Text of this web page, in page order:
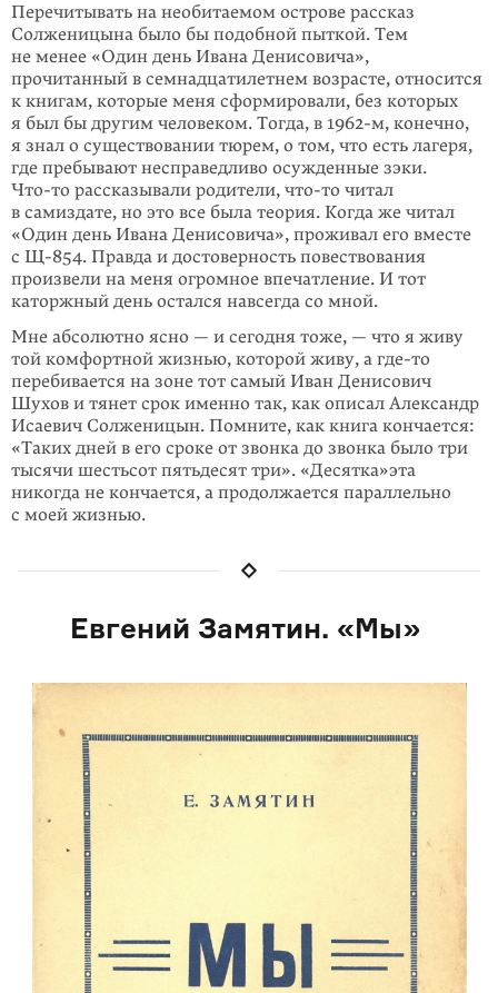
Перечитывать на необитаемом острове рассказ
Солженицына было бы подоб­ной пыткой. Тем
не менее «Один день Ивана Денисовича»,
прочитанный в семнадцатилетнем возрасте, относится
к книгам, которые меня сформи­ровали, без которых
я был бы другим человеком. Тогда, в 1962-м, конечно,
я знал о существовании тюрем, о том, что есть лагеря,
где пребывают неспра­ведливо осужденные зэки.
Что-то рассказывали родители, что-то читал
в самиздате, но это все была теория. Когда же читал
«Один день Ивана Денисовича», проживал его вместе
с Щ-854. Правда и достоверность пове­ствования
произвели на меня огромное впечатление. И тот
каторжный день остался навсегда со мной.
Мне абсолютно ясно — и сегодня тоже, — что я живу
той комфортной жизнью, которой живу, а где-то
перебивается на зоне тот самый Иван Денисович
Шухов и тянет срок именно так, как описал Александр
Исаевич Солженицын. Помни­те, как книга кончается:
«Таких дней в его сроке от звонка до звонка было три
тысячи шестьсот пятьдесят три». «Десятка»эта
никогда не кон­чается, а продолжа­ется параллельно
с моей жизнью.
Евгений Замятин. «Мы»